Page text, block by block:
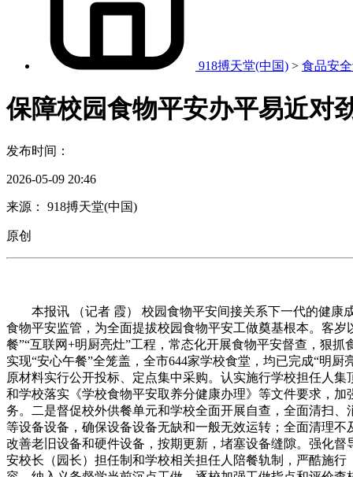
918搏天堂(中国) > 食品安
保障校园食物平安办平易近对
发布时间：
2026-05-09 20:46
来源： 918搏天堂(中国)
原创
本报讯 （记者 霞） 校园食物平安间接关系下一代的健康
食物平安监管，为全面提拔校园食物平安工做奠基根本。客
餐”“互联网+明厨亮灶”工程，常态化开展食物平安督查，狠
实现“安心午餐”全笼盖，全市644家学校食堂，均已完成“明
原材料实行公开投标、定点集中采购。认实施行学校担任人
和学校落实《学校食物平安取养分健康办理》等文件要求，
务。二是督促校外供餐单元和学校全面开展自查，全面清扫
等设备设备，确保设备设备无缺和一般无效运转；全面清理
改善老旧设备和硬件设备，按期更新，堵塞设备缝隙。强化
安校长（园长）担任制和学校相关担任人陪餐轨制，严酷施